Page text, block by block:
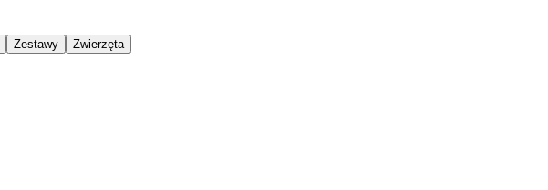
Zestawy Zwierzęta